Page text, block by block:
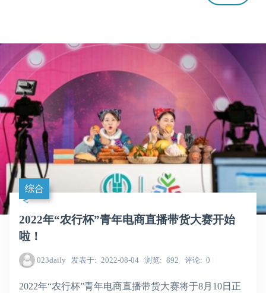
综合
2022年“农行杯”青年电商直播带货大赛开始
啦！
023daily 发表于 2022-08-04 浏览 892 评论 0
2022年“农行杯”青年电商直播带货大赛将于8月10日正